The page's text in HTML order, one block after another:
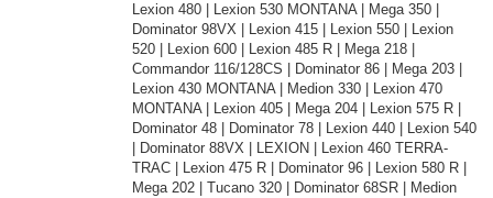
Lexion 480 | Lexion 530 MONTANA | Mega 350 |
Dominator 98VX | Lexion 415 | Lexion 550 | Lexion
520 | Lexion 600 | Lexion 485 R | Mega 218 |
Commandor 116/128CS | Dominator 86 | Mega 203 |
Lexion 430 MONTANA | Medion 330 | Lexion 470
MONTANA | Lexion 405 | Mega 204 | Lexion 575 R |
Dominator 48 | Dominator 78 | Lexion 440 | Lexion 540
| Dominator 88VX | LEXION | Lexion 460 TERRA-
TRAC | Lexion 475 R | Dominator 96 | Lexion 580 R |
Mega 202 | Tucano 320 | Dominator 68SR | Medion